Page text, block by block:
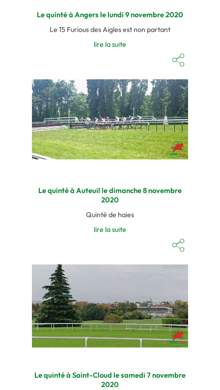
Le quinté à Angers le lundi 9 novembre 2020
Le 15 Furious des Aigles est non partant
lire la suite
Le quinté à Auteuil le dimanche 8 novembre
2020
Quinté de haies
lire la suite
Le quinté à Saint-Cloud le samedi 7 novembre
2020